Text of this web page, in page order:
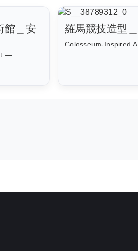
館＿安
—
羅馬競技造型
Colosseum-Inspired